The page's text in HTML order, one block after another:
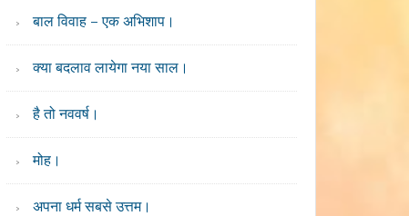
बाल विवाह – एक अभिशाप।
क्या बदलाव लायेगा नया साल।
है तो नववर्ष।
मोह।
अपना धर्म सबसे उत्तम।